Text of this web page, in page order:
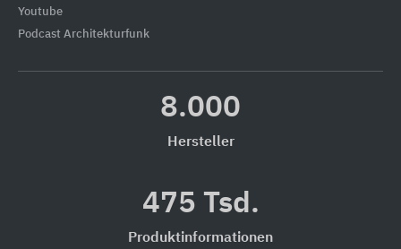
Youtube
Podcast Architekturfunk
8.000
Hersteller
475 Tsd.
Produktinformationen